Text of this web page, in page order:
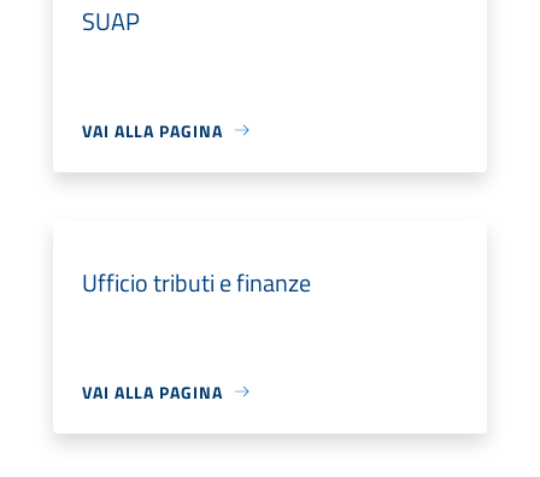
SUAP
VAI ALLA PAGINA
Ufficio tributi e finanze
VAI ALLA PAGINA